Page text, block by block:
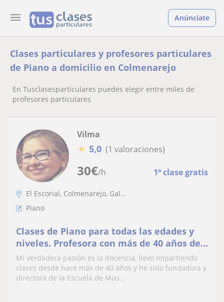
Anúnciate
Clases particulares y profesores particulares
de Piano a domicilio en Colmenarejo
En Tusclasesparticulares puedes elegir entre miles de
profesores particulares
30€/h 1ª clase gratis
Vilma
★ 5,0 (1 valoraciones)
El Escorial, Colmenarejo, Gal...
Piano
Clases de Piano para todas las edades y
niveles. Profesora con más de 40 años de
experiencia
Mi verdadera pasión es la docencia, llevo impartiendo
clases desde hace más de 40 años y he sido fundadora y
directora de la Escuela de Mús...